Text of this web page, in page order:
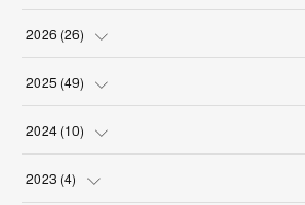
2026 (26)
(2
(2
(
2025 (49)
(6
( 10
2024 (10)
( )
2023 (4)